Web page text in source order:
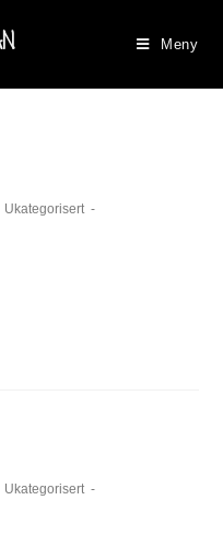
Meny
Ukategorisert
Ukategorisert